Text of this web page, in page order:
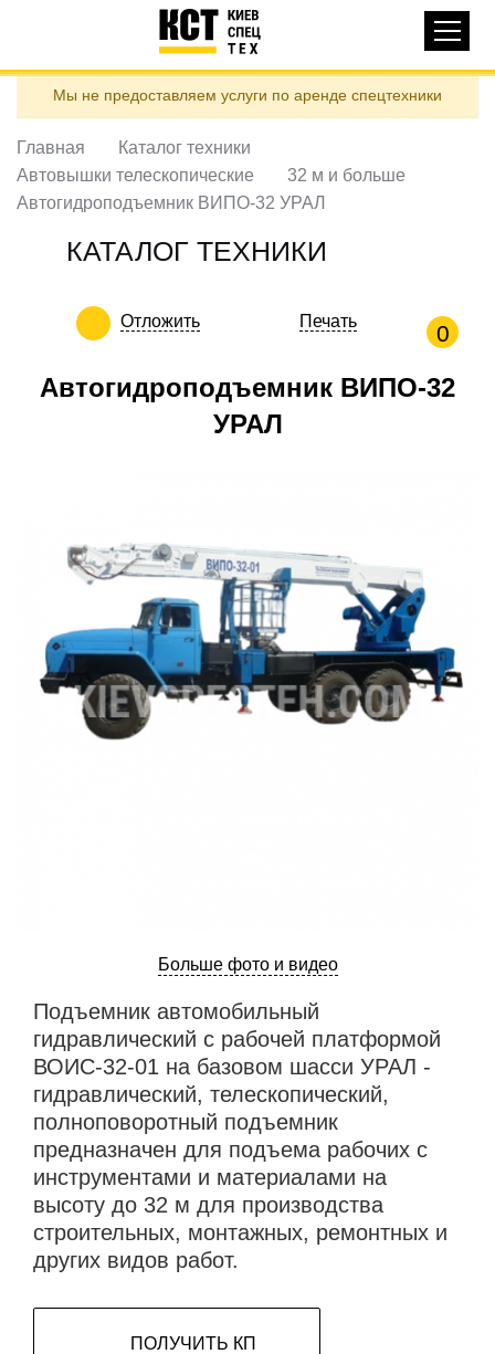
содержанию
навигация
КАТАЛОГ ТЕХНИКИ
ДОСТАВКА И ОПЛАТА
О НАС
ОТЗЫВЫ
ПОЗВОНИТЬ
Контактні телефони:
Мы не предоставляем услуги по аренде спецтехники
Главная
Каталог техники
Автовышки телескопические
32 м и больше
Автогидроподъемник ВИПО-32 УРАЛ
КАТАЛОГ ТЕХНИКИ
Отложить Печать 0
Автогидроподъемник ВИПО-32
УРАЛ
Больше фото и видео
Подъемник автомобильный
гидравлический с рабочей платформой
ВОИС-32-01 на базовом шасси УРАЛ -
гидравлический, телескопический,
полноповоротный подъемник
предназначен для подъема рабочих с
инструментами и материалами на
высоту до 32 м для производства
строительных, монтажных, ремонтных и
других видов работ.
ПОЛУЧИТЬ КП